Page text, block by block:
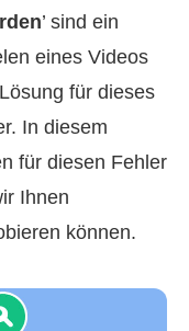
’ sind ein
eines Videos
für dieses
In diesem
für diesen Fehler
Ihnen
können.